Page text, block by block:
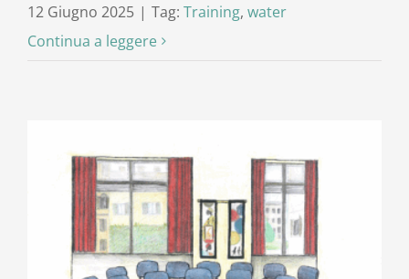
12 Giugno 2025 | Tag: Training, water
Continua a leggere